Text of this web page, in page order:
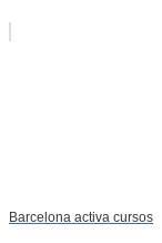
Barcelona activa cursos